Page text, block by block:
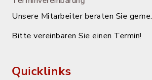
Unsere Mitarbeiter beraten Sie gerne.
Bitte vereinbaren Sie einen Termin!
Quicklinks